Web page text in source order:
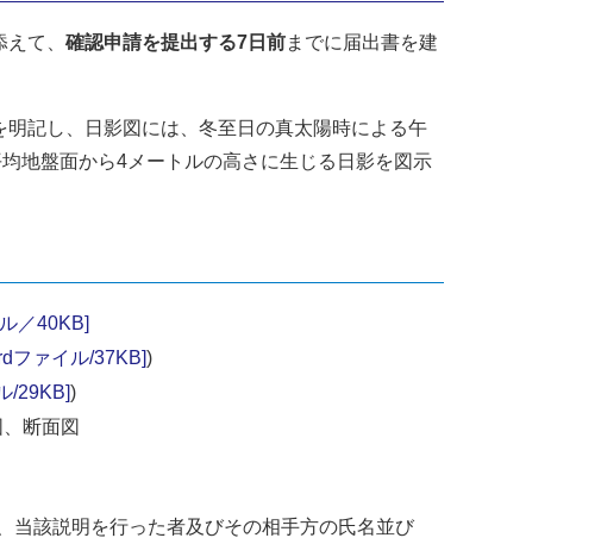
て、 確認申請を提出する7日前までに届出書を建
記し、日影図には、冬至日の真太陽時による午
地盤面から4メートルの高さに生じる日影を図示
／40KB]
ファイル/37KB])
/29KB])
断面図
当該説明を行った者及びその相手方の氏名並び